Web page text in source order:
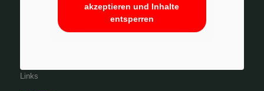
akzeptieren und Inhalte
entsperren
Links